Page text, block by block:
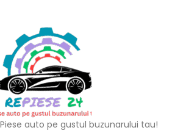
Piese auto pe gustul buzunarului tau!